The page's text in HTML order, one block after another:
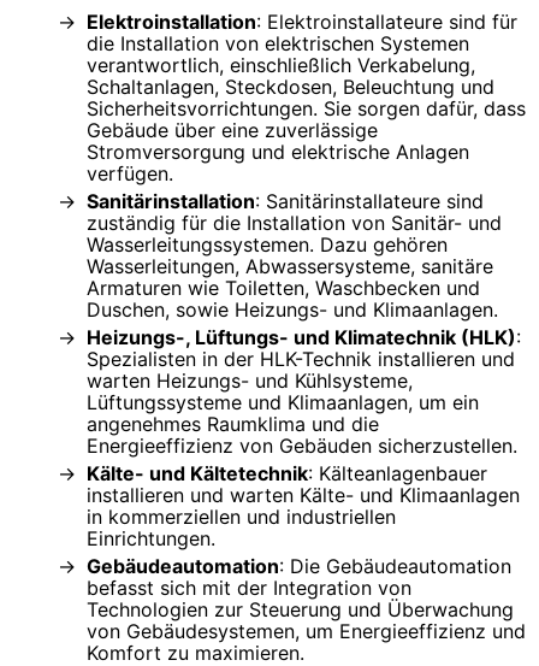
Elektroinstallation: Elektroinstallateure sind für
die Installation von elektrischen Systemen
verantwortlich, einschließlich Verkabelung,
Schaltanlagen, Steckdosen, Beleuchtung und
Sicherheitsvorrichtungen. Sie sorgen dafür, dass
Gebäude über eine zuverlässige
Stromversorgung und elektrische Anlagen
verfügen.
Sanitärinstallation: Sanitärinstallateure sind
zuständig für die Installation von Sanitär- und
Wasserleitungssystemen. Dazu gehören
Wasserleitungen, Abwassersysteme, sanitäre
Armaturen wie Toiletten, Waschbecken und
Duschen, sowie Heizungs- und Klimaanlagen.
Heizungs-, Lüftungs- und Klimatechnik (HLK):
Spezialisten in der HLK-Technik installieren und
warten Heizungs- und Kühlsysteme,
Lüftungssysteme und Klimaanlagen, um ein
angenehmes Raumklima und die
Energieeffizienz von Gebäuden sicherzustellen.
Kälte- und Kältetechnik: Kälteanlagenbauer
installieren und warten Kälte- und Klimaanlagen
in kommerziellen und industriellen
Einrichtungen.
Gebäudeautomation: Die Gebäudeautomation
befasst sich mit der Integration von
Technologien zur Steuerung und Überwachung
von Gebäudesystemen, um Energieeffizienz und
Komfort zu maximieren.